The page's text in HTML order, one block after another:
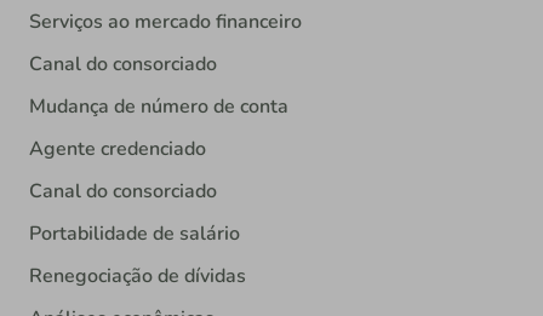
Serviços ao mercado financeiro
Canal do consorciado
Mudança de número de conta
Agente credenciado
Canal do consorciado
Portabilidade de salário
Renegociação de dívidas